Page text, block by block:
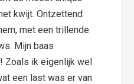
kwijt. Ontzettend
met een trillende
Mijn baas
Zoals ik eigenlijk wel
een last was er van